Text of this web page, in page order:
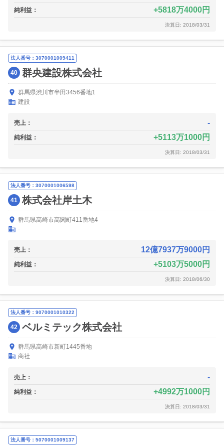
純利益： 5818万4000円
決算日: 2018/03/31
法人番号：3070001009411
40 群央建設株式会社
群馬県渋川市半田3456番地1
建設
売上： -
純利益： 5113万1000円
決算日: 2018/03/31
法人番号：3070001006598
41 株式会社岸土木
群馬県高崎市高関町411番地4
-
売上： 12億7937万9000円
純利益： 5103万5000円
決算日: 2018/06/30
法人番号：9070001010322
42 ベルミテック株式会社
群馬県高崎市新町1445番地
商社
売上： -
純利益： 4992万1000円
決算日: 2018/03/31
法人番号：5070001009137